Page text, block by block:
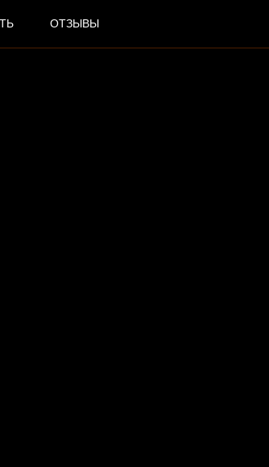
ОТЗЫВЫ